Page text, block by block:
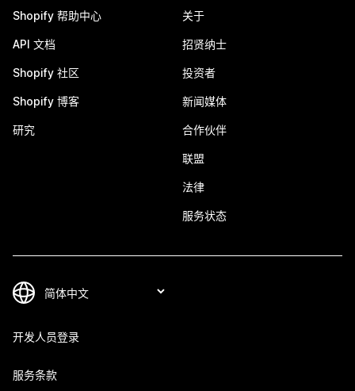
Shopify 帮助中心
API 文档
Shopify 社区
Shopify 博客
研究
关于
招贤纳士
投资者
新闻媒体
合作伙伴
联盟
法律
服务状态
开发人员登录
服务条款